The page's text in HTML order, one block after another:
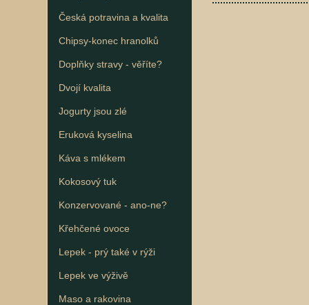
Česká potravina a kvalita
Chipsy-konec hranolků
Doplňky stravy - věříte?
Dvojí kvalita
Jogurty jsou zlé
Eruková kyselina
Káva s mlékem
Kokosový tuk
Konzervované - ano-ne?
Křehčené ovoce
Lepek - prý také v rýži
Lepek ve výživě
Maso a rakovina